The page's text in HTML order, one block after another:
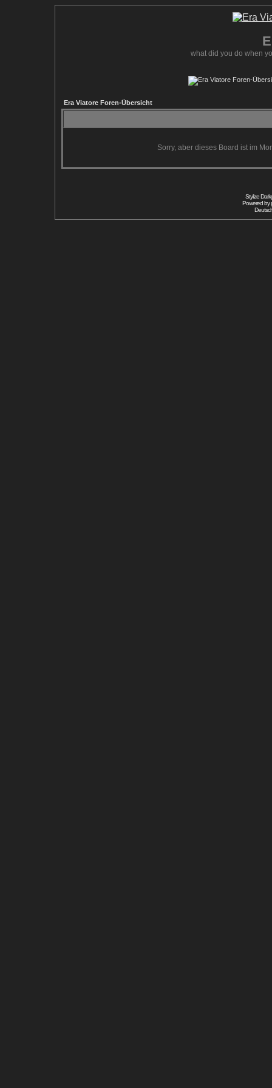
what did you do when
Era Viatore Foren-Übersicht
Sorry, aber dieses Board ist im
Stylize
Powered by